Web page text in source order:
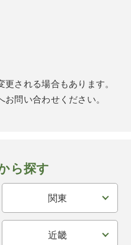
される場合もあります。
問い合わせください。
ら探す
関東
近畿